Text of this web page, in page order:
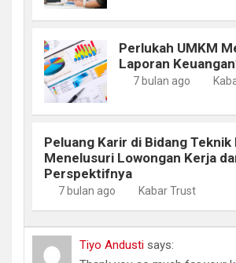
Perlukah UMKM
Laporan
7 bulan ago
Peluang Karir di Bidang
Menelusuri Lowongan Kerja
Perspektifnya
7 bulan ago Kabar Trust
Tiyo Andusti says: